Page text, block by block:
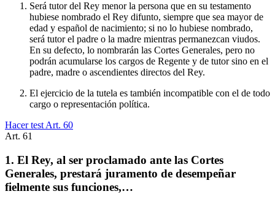
Será tutor del Rey menor la persona que en su testamento
hubiese nombrado el Rey difunto, siempre que sea mayor de
edad y español de nacimiento; si no lo hubiese nombrado,
será tutor el padre o la madre mientras permanezcan viudos.
En su defecto, lo nombrarán las Cortes Generales, pero no
podrán acumularse los cargos de Regente y de tutor sino en el
padre, madre o ascendientes directos del Rey.
El ejercicio de la tutela es también incompatible con el de todo
cargo o representación política.
Hacer test Art. 60
Art. 61
1. El Rey, al ser proclamado ante las Cortes
Generales, prestará juramento de desempeñar
fielmente sus funciones,…